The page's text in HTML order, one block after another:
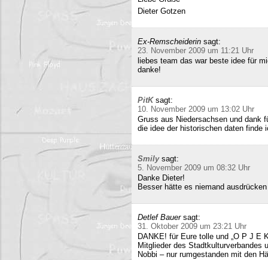
Dieter Gotzen
Ex-Remscheiderin sagt:
23. November 2009 um 11:21 Uhr
liebes team das war beste idee für
danke!
PitK sagt:
10. November 2009 um 13:02 Uhr
Gruss aus Niedersachsen und dank
die idee der historischen daten finde
Smily sagt:
5. November 2009 um 08:32 Uhr
Danke Dieter!
Besser hätte es niemand
Detlef Bauer sagt:
31. Oktober 2009 um 23:21 Uhr
DANKE! für Eure tolle und „O P J E
Mitglieder des Stadtkulturverbandes
Nobbi – nur rumgestanden mit den